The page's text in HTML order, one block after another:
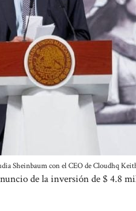
Sheinbaum con el CEO de Cloudhq
de la inversión de $ 4.8